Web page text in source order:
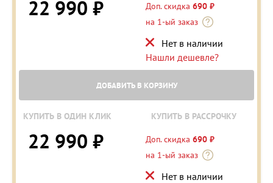
22 990 ₽ Доп. скидка 690 ₽
на 1-ый заказ
Нет в наличии
Нашли дешевле?
ДОБАВИТЬ В КОРЗИНУ
КУПИТЬ В ОДИН КЛИК КУПИТЬ В РАССРОЧКУ
22 990 ₽ Доп. скидка 690 ₽
на 1-ый заказ
Нет в наличии